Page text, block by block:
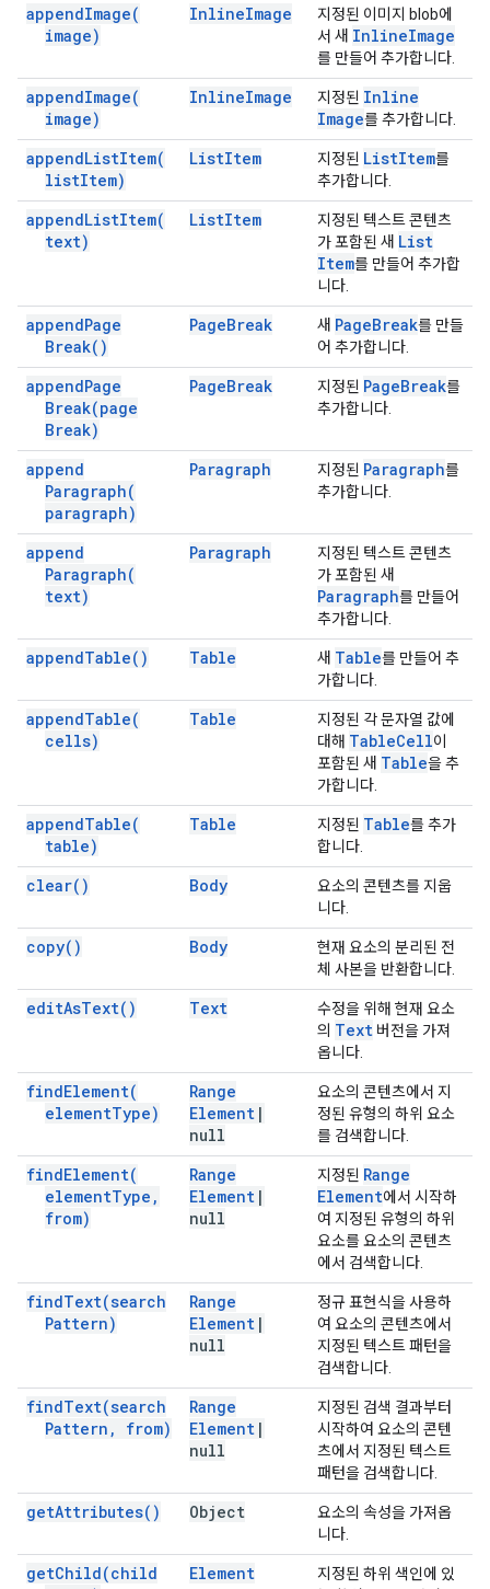
appendImage(
image)
InlineImage
지정된 이미지 blob에
서 새 InlineImage
를 만들어 추가합니다.
appendImage(
image)
InlineImage 지정된 Inline
Image를 추가합니다.
appendListItem(
listItem)
ListItem 지정된 ListItem를
추가합니다.
appendListItem(
text)
ListItem
지정된 텍스트 콘텐츠
가 포함된 새 List
Item를 만들어 추가합
니다.
appendPage
Break( )
PageBreak 새 PageBreak를 만들
어 추가합니다.
appendPage
Break(page
Break)
PageBreak 지정된 PageBreak를
추가합니다.
append
Paragraph(
paragraph)
Paragraph 지정된 Paragraph를
추가합니다.
append
Paragraph(
text)
Paragraph
지정된 텍스트 콘텐츠
가 포함된 새
Paragraph를 만들어
추가합니다.
appendTable( ) Table 새 Table를 만들어 추
가합니다.
appendTable(
cells)
Table
지정된 각 문자열 값에
대해 TableCell이
포함된 새 Table을 추
가합니다.
appendTable(
table)
Table 지정된 Table를 추가
합니다.
clear( ) Body
요소의 콘텐츠를 지웁
니다.
copy( ) Body
현재 요소의 분리된 전
체 사본을 반환합니다.
editAsText( ) Text
수정을 위해 현재 요소
의 Text 버전을 가져
옵니다.
findElement(
elementType)
Range
Element |
null
요소의 콘텐츠에서 지
정된 유형의 하위 요소
를 검색합니다.
findElement(
elementType ,
from)
Range
Element |
null
지정된 Range
Element에서 시작하
여 지정된 유형의 하위
요소를 요소의 콘텐츠
에서 검색합니다.
findText(search
Pattern)
Range
Element |
null
정규 표현식을 사용하
여 요소의 콘텐츠에서
지정된 텍스트 패턴을
검색합니다.
findText(search
Pattern , from)
Range
Element |
null
지정된 검색 결과부터
시작하여 요소의 콘텐
츠에서 지정된 텍스트
패턴을 검색합니다.
getAttributes( ) Object
요소의 속성을 가져옵
니다.
getChild(child
Element
지정된 하위 색인에 있